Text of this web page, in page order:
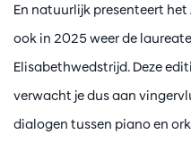
En natuurlijk presenteert
ook in 2025 weer de
Elisabethwedstrijd. Deze
verwacht je dus aan
dialogen tussen piano en